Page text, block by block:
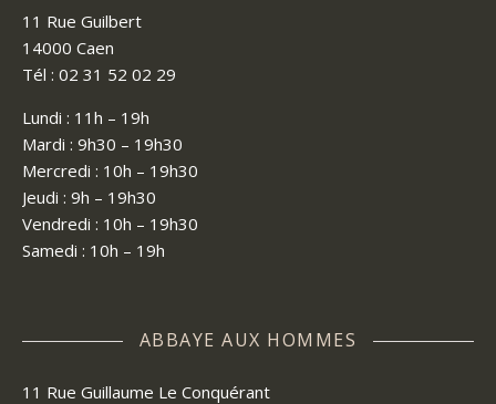
11 Rue Guilbert
14000 Caen
Tél : 02 31 52 02 29
Lundi : 11h – 19h
Mardi : 9h30 – 19h30
Mercredi : 10h – 19h30
Jeudi : 9h – 19h30
Vendredi : 10h – 19h30
Samedi : 10h – 19h
ABBAYE AUX HOMMES
11 Rue Guillaume Le Conquérant